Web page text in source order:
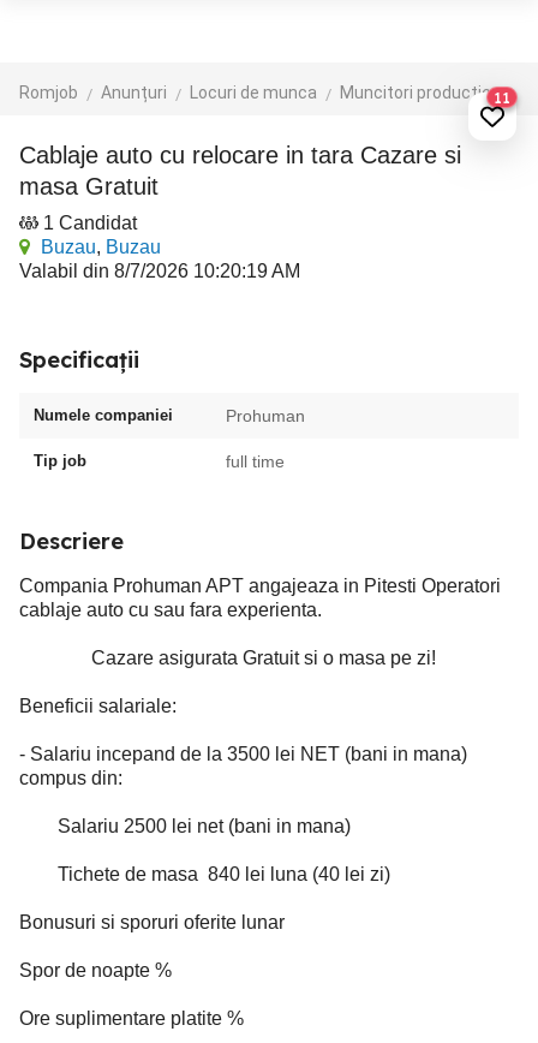
Romjob Anunțuri Locuri de munca Muncitori productie - depozit - logistica11
Cablaje auto cu relocare in tara Cazare si
masa Gratuit
1 Candidat
Buzau, Buzau
Valabil din 8/7/2026 10:20:19 AM
Specificații
Numele companiei Prohuman
Tip job full time
Descriere
Compania Prohuman APT angajeaza in Pitesti Operatori
cablaje auto cu sau fara experienta.
Cazare asigurata Gratuit si o masa pe zi!
Beneficii salariale:
- Salariu incepand de la 3500 lei NET (bani in mana)
compus din:
Salariu 2500 lei net (bani in mana)
Tichete de masa 840 lei luna (40 lei zi)
Bonusuri si sporuri oferite lunar
Spor de noapte %
Ore suplimentare platite %